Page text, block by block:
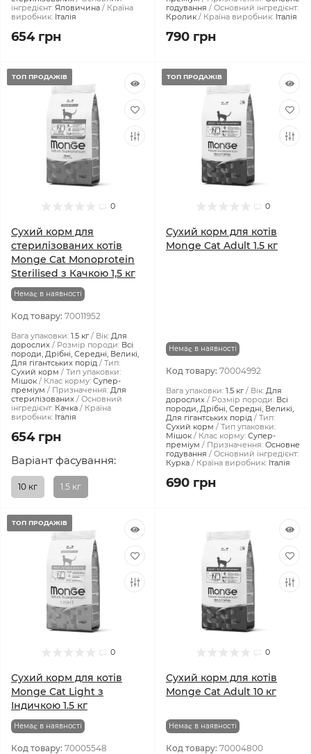
інгредієнт: Яловичина
Країна
виробник: Італія
654 грн
годування
Основний інгредієнт:
Кролик
Країна виробник: Італія
790 грн
ТОП ПРОДАЖІВ
0
Сухий корм для
стерилізованих котів
Monge Cat Monoprotein
Sterilised з Качкою 1,5 кг
Немає в наявності
Код товару: 70011952
Вага упаковки: 1.5 кг Вік: Для
дорослих
Розмір породи: Всі
породи, Дрібні, Середні, Великі,
Для гігантських порід
Тип:
Сухий корм
Тип упаковки:
Мішок
Клас корму: Супер-
преміум
Призначення: Для
стерилізованих
Основний
інгредієнт: Качка
Країна
виробник: Італія
654 грн
Варіант фасування:
10 кг 1.5 кг
ТОП ПРОДАЖІВ
0
Сухий корм для котів
Monge Cat Adult 1.5 кг
Немає в наявності
Код товару: 70004992
Вага упаковки: 1.5 кг Вік: Для
дорослих
Розмір породи: Всі
породи, Дрібні, Середні, Великі,
Для гігантських порід
Тип:
Сухий корм
Тип упаковки:
Мішок
Клас корму: Супер-
преміум
Призначення: Основне
годування
Основний інгредієнт:
Курка
Країна виробник: Італія
690 грн
ТОП ПРОДАЖІВ
0
Сухий корм для котів
Monge Cat Light з
Індичкою 1.5 кг
Немає в наявності
Код товару: 70005548
0
Сухий корм для котів
Monge Cat Adult 10 кг
Немає в наявності
Код товару: 70004800